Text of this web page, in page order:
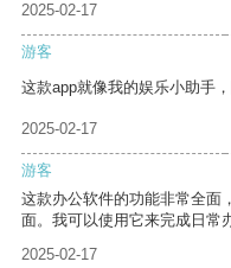
2025-02-17
游客
这款app就像我的娱乐小助手
2025-02-17
游客
这款办公软件的功能非常全面
面。我可以使用它来完成日常
2025-02-17